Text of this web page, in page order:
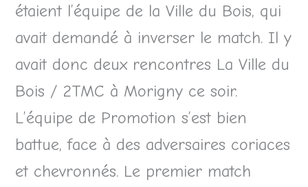
étaient l’équipe de la Ville du Bois, qui
avait demandé à inverser le match. Il y
avait donc deux rencontres La Ville du
Bois / 2TMC à Morigny ce soir.
L’équipe de Promotion s’est bien
battue, face à des adversaires coriaces
et chevronnés. Le premier match